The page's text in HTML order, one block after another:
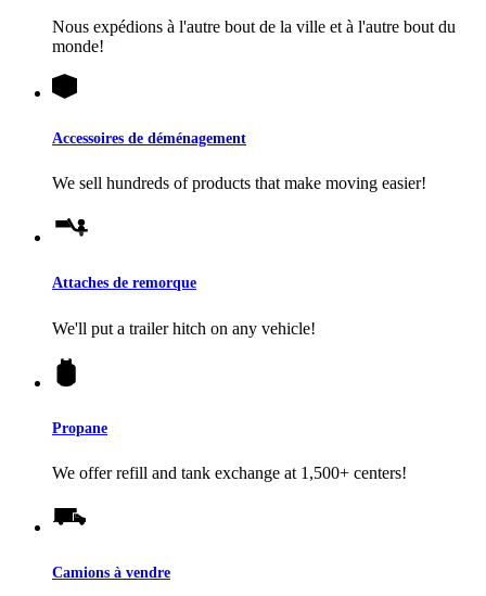
Nous expédions à l'autre bout de la ville et à l'autre bout du
monde!
Accessoires de déménagement
We sell hundreds of products that make moving easier!
Attaches de remorque
We'll put a trailer hitch on any vehicle!
Propane
We offer refill and tank exchange at 1,500+ centers!
Camions à vendre